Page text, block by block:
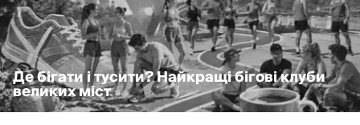
Де бігати і тусити? Найкращі бігові клуби
великих міст